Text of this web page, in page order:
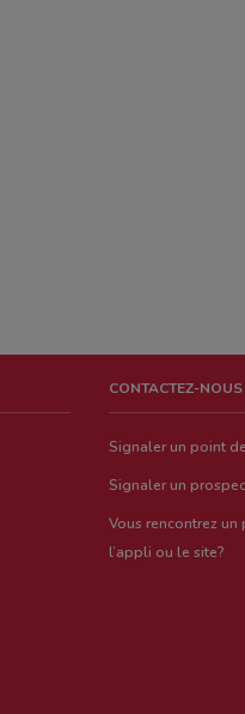
CONTACTEZ-NOUS
Signaler un point
Signaler un
Vous rencontrez
l’appli ou le site?